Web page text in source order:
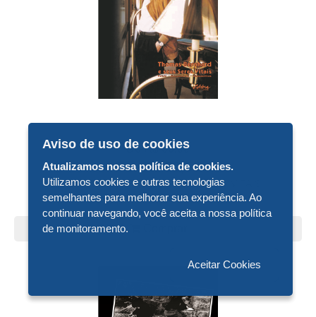
De R$ 65,00
Por R$ 32,50
THOMAS BERNHARD E SEUS SERES VITAIS
Aviso de uso de cookies
Atualizamos nossa política de cookies.
Utilizamos cookies e outras tecnologias
semelhantes para melhorar sua experiência. Ao
continuar navegando, você aceita a nossa política
de monitoramento.
Aceitar Cookies